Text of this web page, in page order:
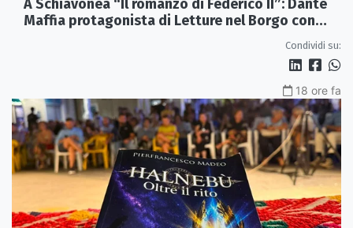
A Schiavonea “Il romanzo di Federico II”: Dante
Maffia protagonista di Letture nel Borgo con
Condividi su:
18 ore fa